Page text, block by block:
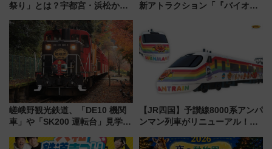
祭り」とは？宇都宮・浜松から
を食べ比べ【7月25日・26日開
催】
新アトラクション「『バイオハ
ブ」今秋登場 ―予測不能の恐
怖に泣き叫べ―
嵯峨野観光鉄道、「DE10 機関
車」や「SK200 運転台」見学ツ
トの一環で激レア体験できちゃ
【JR四国】予讃線8000系アンパ
ンマン列車がリニューアル！内
今年12月